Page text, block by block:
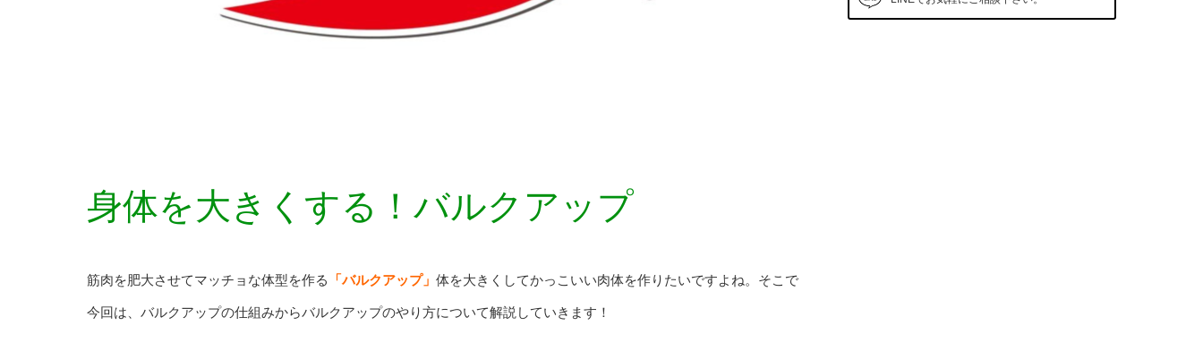
身体を大きくする！バルクアップ
筋肉を肥大させてマッチョな体型を作る 「バルクアップ」 体を大きくしてかっこいい肉体を作りたいですよね。そこで
今回は、バルクアップの仕組みからバルクアップのやり方について解説していきます！